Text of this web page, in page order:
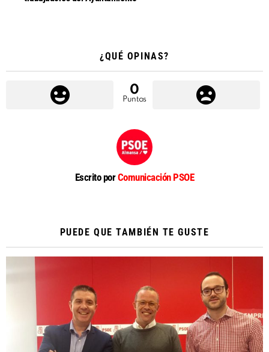
¿QUÉ OPINAS?
0
Puntos
Escrito porComunicación PSOE
PUEDE QUE TAMBIÉN TE GUSTE